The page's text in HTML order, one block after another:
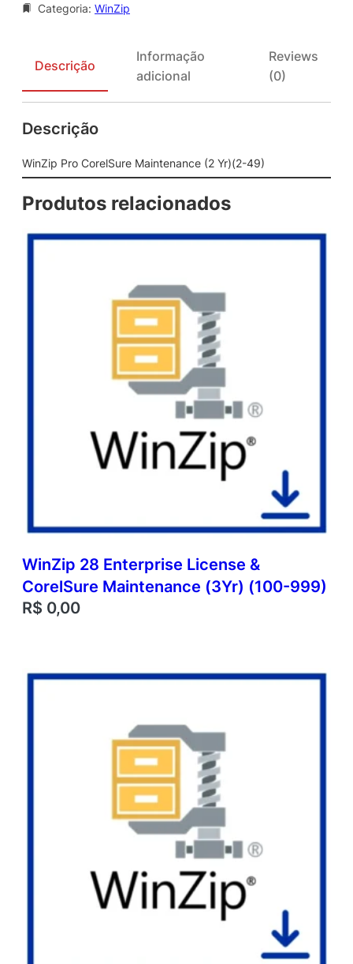
Categoria: WinZip
Descrição
Informação
adicional
Reviews
(0)
Descrição
WinZip Pro CorelSure Maintenance (2 Yr)(2-49)
Produtos relacionados
WinZip 28 Enterprise License &
CorelSure Maintenance (3Yr) (100-999)
R$ 0,00